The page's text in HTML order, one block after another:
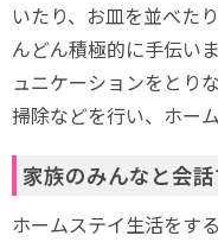
いたり、お皿を並べた
んどん積極的に手伝い
ュニケーションをとり
掃除などを行い、ホー
家族のみんなと会話
ホームステイ生活をす